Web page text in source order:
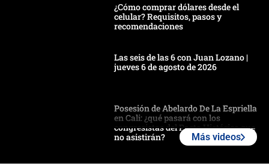
¿Cómo comprar dólares desde el
celular? Requisitos, pasos y
recomendaciones
Las seis de las 6 con Juan Lozano |
jueves 6 de agosto de 2026
Posesión de Abelardo De La Espriella
en Cali: ¿qué pasará con los
congresistas del Pacto Histórico que
no asistirán?
Más videos